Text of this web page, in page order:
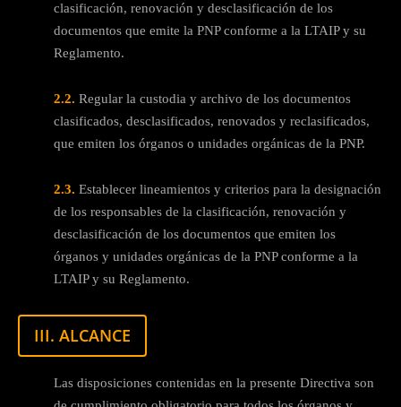
clasificación, renovación y desclasificación de los
documentos que emite la PNP conforme a la LTAIP y su
Reglamento.
2.2. Regular la custodia y archivo de los documentos
clasificados, desclasificados, renovados y reclasificados,
que emiten los órganos o unidades orgánicas de la PNP.
2.3. Establecer lineamientos y criterios para la designación
de los responsables de la clasificación, renovación y
desclasificación de los documentos que emiten los
órganos y unidades orgánicas de la PNP conforme a la
LTAIP y su Reglamento.
III. ALCANCE
Las disposiciones contenidas en la presente Directiva son